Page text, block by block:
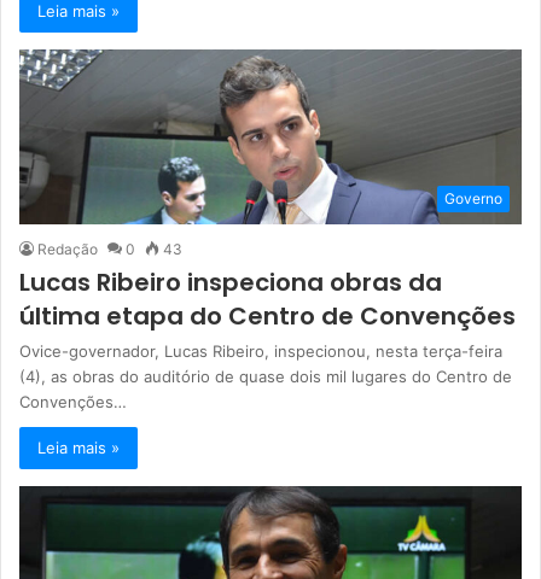
Leia mais »
Governo
Redação 0 43
Lucas Ribeiro inspeciona obras da
última etapa do Centro de Convenções
Ovice-governador, Lucas Ribeiro, inspecionou, nesta terça-feira
(4), as obras do auditório de quase dois mil lugares do Centro de
Convenções…
Leia mais »